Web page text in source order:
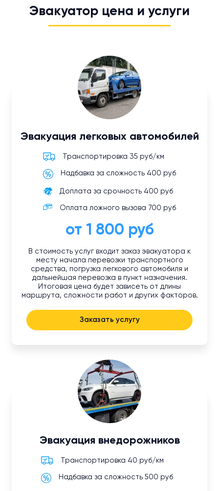
Эвакуатор цена и услуги
Эвакуация легковых автомобилей
Транспортировка 35 руб/км
Надбавка за сложность 400 руб
Доплата за срочность 400 руб
Оплата ложного вызова 700 руб
от 1 800 руб
В стоимость услуг входит заказ эвакуатора к
месту начала перевозки транспортного
средства, погрузка легкового автомобиля и
дальнейшая перевозка в пункт назначения.
Итоговая цена будет зависеть от длины
маршрута, сложности работ и других факторов.
Заказать услугу
Эвакуация внедорожников
Транспортировка 40 руб/км
Надбавка за сложность 500 руб